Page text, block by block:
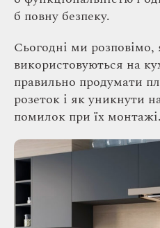
б повну безпеку.
Сьогодні ми розповімо,
використовуються на
правильно продумати
розеток і як уникнути
помилок при їх монтажі.